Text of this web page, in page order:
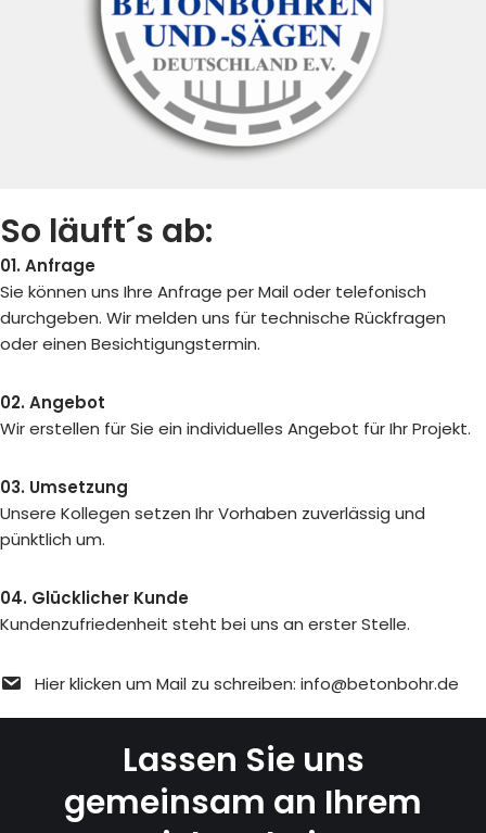
So läuft´s ab:
01. Anfrage
Sie können uns Ihre Anfrage per Mail oder telefonisch
durchgeben. Wir melden uns für technische Rückfragen
oder einen Besichtigungstermin.
02. Angebot
Wir erstellen für Sie ein individuelles Angebot für Ihr Projekt.
03. Umsetzung
Unsere Kollegen setzen Ihr Vorhaben zuverlässig und
pünktlich um.
04. Glücklicher Kunde
Kundenzufriedenheit steht bei uns an erster Stelle.
Hier klicken um Mail zu schreiben: info@betonbohr.de
Lassen Sie uns
gemeinsam an Ihrem